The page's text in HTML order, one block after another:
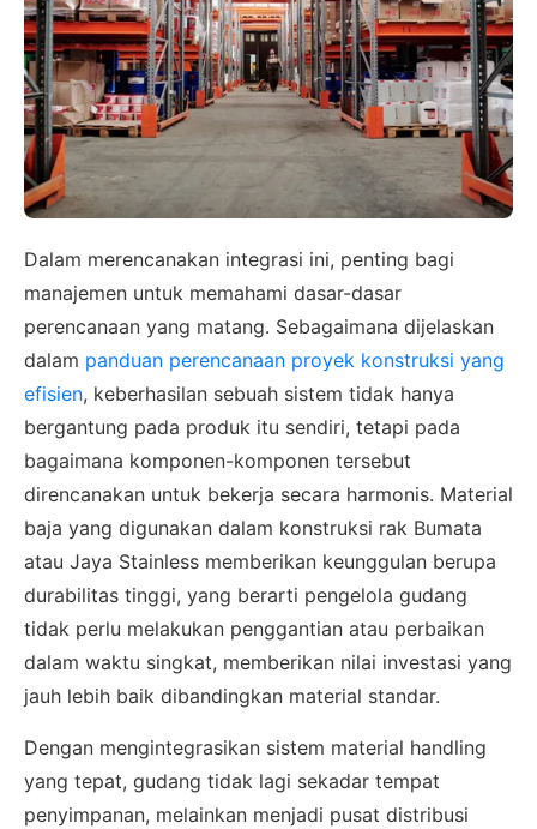
Dalam merencanakan integrasi ini, penting bagi
manajemen untuk memahami dasar-dasar
perencanaan yang matang. Sebagaimana dijelaskan
dalam panduan perencanaan proyek konstruksi yang
efisien, keberhasilan sebuah sistem tidak hanya
bergantung pada produk itu sendiri, tetapi pada
bagaimana komponen-komponen tersebut
direncanakan untuk bekerja secara harmonis. Material
baja yang digunakan dalam konstruksi rak Bumata
atau Jaya Stainless memberikan keunggulan berupa
durabilitas tinggi, yang berarti pengelola gudang
tidak perlu melakukan penggantian atau perbaikan
dalam waktu singkat, memberikan nilai investasi yang
jauh lebih baik dibandingkan material standar.
Dengan mengintegrasikan sistem material handling
yang tepat, gudang tidak lagi sekadar tempat
penyimpanan, melainkan menjadi pusat distribusi
SALES ASSISTANCE
Hubungi Tim Sales